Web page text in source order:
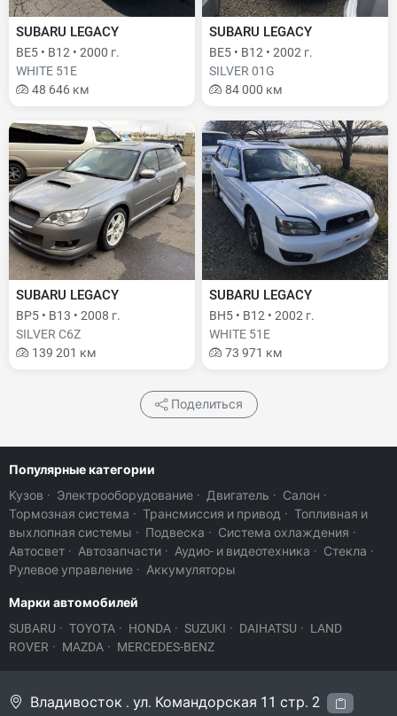
SUBARU LEGACY
BE5 • B12 • 2000 г.
WHITE 51E
48 646 км
SUBARU LEGACY
BE5 • B12 • 2002 г.
SILVER 01G
84 000 км
SUBARU LEGACY
BP5 • B13 • 2008 г.
SILVER C6Z
139 201 км
SUBARU LEGACY
BH5 • B12 • 2002 г.
WHITE 51E
73 971 км
Поделиться
Популярные категории
Кузов · Электрооборудование · Двигатель · Салон ·
Тормозная система · Трансмиссия и привод · Топливная и
выхлопная системы · Подвеска · Система охлаждения ·
Автосвет · Автозапчасти · Аудио- и видеотехника · Стекла ·
Рулевое управление · Аккумуляторы
Марки автомобилей
SUBARU · TOYOTA · HONDA · SUZUKI · DAIHATSU · LAND
ROVER · MAZDA · MERCEDES-BENZ
Владивосток . ул. Командорская 11 стр. 2